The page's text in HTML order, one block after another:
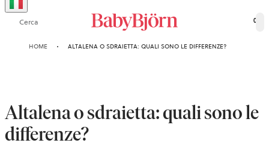
Cerca 0
HOME ALTALENA O SDRAIETTA: QUALI SONO LE DIFFERENZE?
Altalena o sdraietta: quali sono le
differenze?